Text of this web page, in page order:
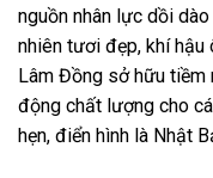
nguồn nhân lực dồi
nhiên tươi đẹp, khí hậu
Lâm Đồng sở hữu tiềm
động chất lượng cho
hẹn, điển hình là Nhật